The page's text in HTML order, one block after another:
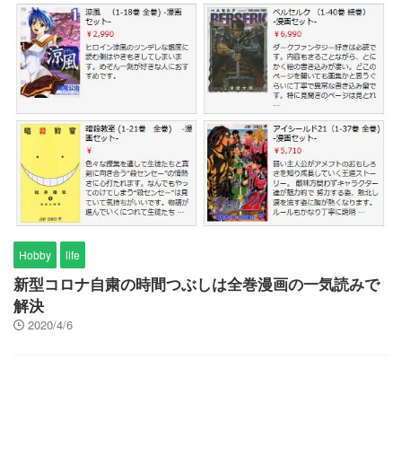
Hobby life
新型コロナ自粛の時間つぶしは全巻漫画の一気読みで
解決
2020/4/6